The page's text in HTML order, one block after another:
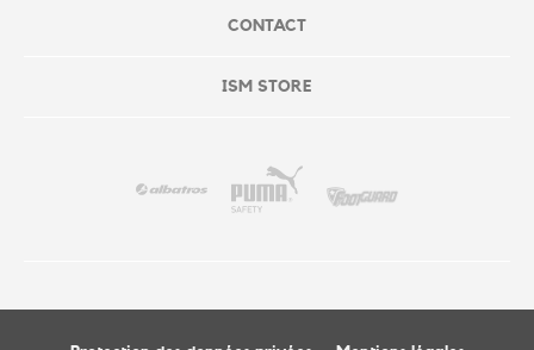
CONTACT
ISM STORE